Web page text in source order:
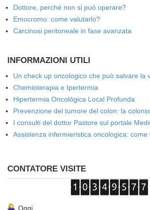
Dottore, perché non si può operare?
Emocromo: come valutarlo?
Carcinosi peritoneale in fase avanzata
INFORMAZIONI UTILI
Un check up oncologico che può salvare la
Chemioterapia e Ipertermia
Hipertermia Oncológica Local Profunda
Prevenzione del tumore del colon: la
I consulti del dottor Pastore sul portale
Assistenza infermieristica oncologica: come
CONTATORE VISITE
Oggi